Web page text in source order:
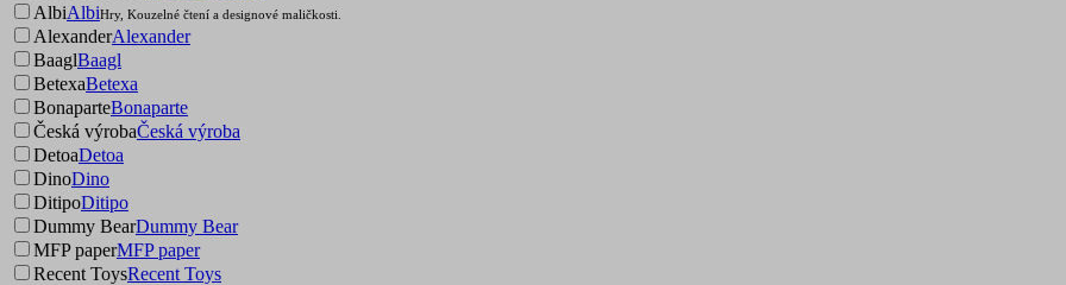
AlbiAlbiHry, Kouzelné čtení a designové maličkosti.
AlexanderAlexander
BaaglBaagl
BetexaBetexa
BonaparteBonaparte
Česká výrobaČeská výroba
DetoaDetoa
DinoDino
DitipoDitipo
Dummy BearDummy Bear
MFP paperMFP paper
Recent ToysRecent Toys